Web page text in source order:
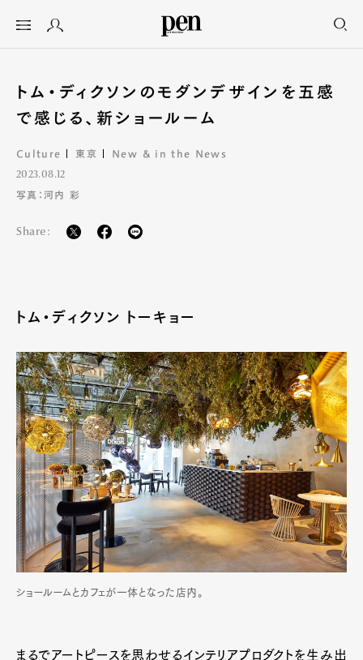
トム・ディクソンのモダンデザインを五感
で感じる、新ショールーム
Culture 東京 New & in the News
2023.08.12
写真：河内 彩
Share:
トム・ディクソン トーキョー
ショールームとカフェが一体となった店内。
まるでアートピースを思わせるインテリアプロダクトを生み出